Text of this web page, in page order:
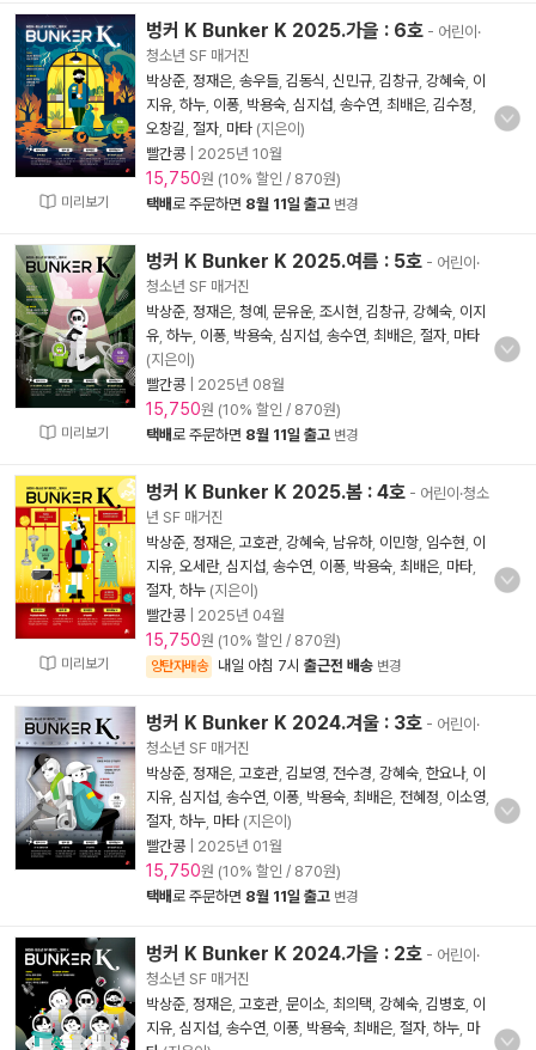
미리보기
벙커 K Bunker K 2025.가을 : 6호 - 어린이·
청소년 SF 매거진
박상준 정재은 송우들 김동식 신민규 김창규 강혜숙 이
지유 하누 이퐁 박용숙 심지섭 송수연 최배은 김수정
오창길 절자 마타 (지은이)
빨간콩
2025년 10월
15,750원 (10% 할인 / 870원)
택배로 주문하면 8월 11일 출고 변경
미리보기
벙커 K Bunker K 2025.여름 : 5호 - 어린이·
청소년 SF 매거진
박상준 정재은 청예 문유운, 조시현 김창규 강혜숙 이지
유 하누 이퐁 박용숙 심지섭 송수연 최배은 절자 마타
(지은이)
빨간콩
2025년 08월
15,750원 (10% 할인 / 870원)
택배로 주문하면 8월 11일 출고 변경
미리보기
벙커 K Bunker K 2025.봄 : 4호 - 어린이·청소
년 SF 매거진
박상준 정재은 고호관 강혜숙 남유하, 이민항 임수현 이
지유 오세란, 심지섭 송수연 이퐁 박용숙 최배은 마타
절자 하누 (지은이)
빨간콩
2025년 04월
15,750원 (10% 할인 / 870원)
양탄자배송 내일 아침 7시 출근전 배송 변경
벙커 K Bunker K 2024.겨울 : 3호 - 어린이·
청소년 SF 매거진
박상준 정재은 고호관 김보영 전수경 강혜숙 한요나, 이
지유 심지섭 송수연 이퐁 박용숙 최배은 전혜정 이소영
절자 하누 마타 (지은이)
빨간콩
2025년 01월
15,750원 (10% 할인 / 870원)
택배로 주문하면 8월 11일 출고 변경
벙커 K Bunker K 2024.가을 : 2호 - 어린이·
청소년 SF 매거진
박상준 정재은 고호관 문이소 최의택 강혜숙 김병호 이
지유 심지섭 송수연 이퐁 박용숙 최배은 절자 하누 마